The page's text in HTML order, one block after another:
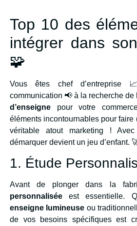
Top 10 des
intégrer dans
🧩
Vous êtes chef
communication 📢 à la recherche de
d’enseigne pour votre
éléments incontournables pour faire
véritable atout marketing !
démarquer devient un jeu d’enfant.
1. Étude
Avant de plonger dans la
personnalisée est essentielle.
enseigne lumineuse ou
de vos besoins spécifiques est